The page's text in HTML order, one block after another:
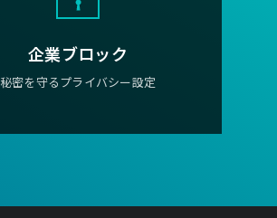
企業ブロック
秘密を守るプライバシー設定